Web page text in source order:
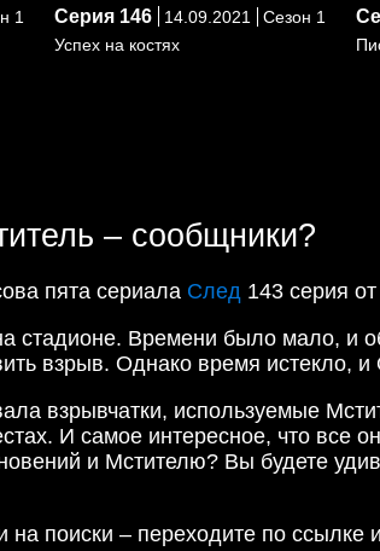
1
Серия 146 14.09.2021
Сезон 1
Успех на костях
– сообщники?
пята сериала След 143 серия
стадионе. Времени было мало, и
взрыв. Однако время истекло,
взрывчатки, используемые
И самое интересное, что все
и Мстителю? Вы будете
поиски – переходите по ссылке